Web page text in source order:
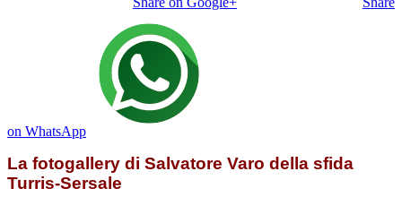
Share on Google+
on WhatsApp